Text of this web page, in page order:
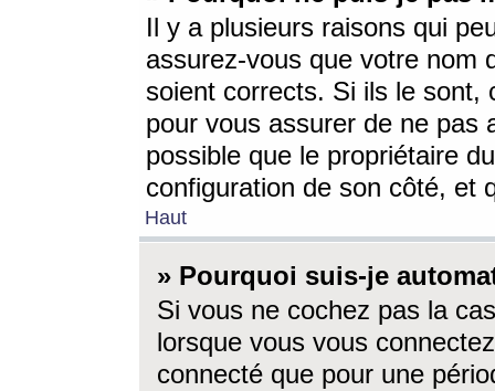
Il y a plusieurs raisons qui
assurez-vous que votre nom
soient corrects. Si ils le sont,
pour vous assurer de ne pas
possible que le propriétaire
configuration de son côté, et
Haut
» Pourquoi suis-je
Si vous ne cochez pas la
lorsque vous vous
connecté que pour une